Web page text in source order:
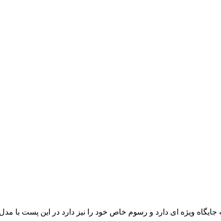
ویژه ای دارد و رسوم خاص خود را نیز دارد در این پست با